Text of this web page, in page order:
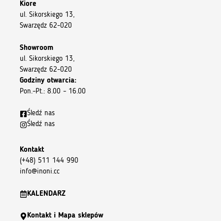
Kiore
ul. Sikorskiego 13,
Swarzędz 62-020
Showroom
ul. Sikorskiego 13,
Swarzędz 62-020
Godziny otwarcia:
Pon.–Pt.: 8.00 – 16.00
Śledź nas
Śledź nas
Kontakt
(+48) 511 144 990
info@inoni.cc
KALENDARZ
Kontakt i Mapa sklepów